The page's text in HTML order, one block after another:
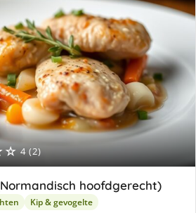
4 (2)
hoofdgerecht)
Kip & gevogelte